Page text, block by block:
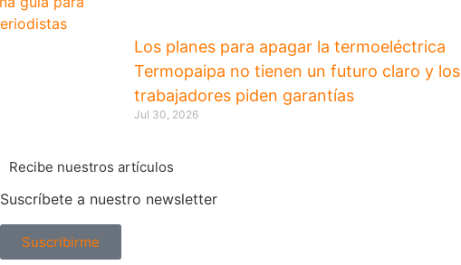
Los planes para apagar la termoeléctrica
Termopaipa no tienen un futuro claro y los
trabajadores piden garantías
Jul 30, 2026
Recibe nuestros artículos
Suscríbete a nuestro newsletter
Suscribirme